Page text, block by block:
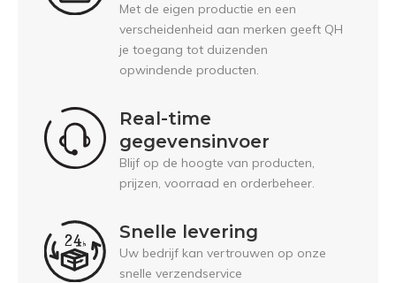
Met de eigen productie en een
verscheidenheid aan merken geeft QH
je toegang tot duizenden
opwindende producten.
Real-time
gegevensinvoer
Blijf op de hoogte van producten,
prijzen, voorraad en orderbeheer.
Snelle levering
Uw bedrijf kan vertrouwen op onze
snelle verzendservice